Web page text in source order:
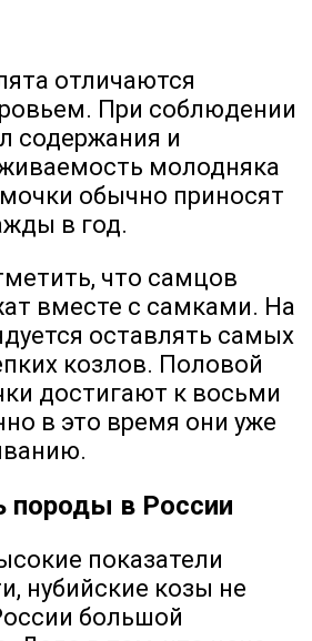
отличаются
При соблюдении
содержания и
молодняка
обычно приносят
в год.
что самцов
вместе с самками. На
оставлять самых
козлов. Половой
достигают к восьми
в это время они уже
породы в России
показатели
нубийские козы не
большой